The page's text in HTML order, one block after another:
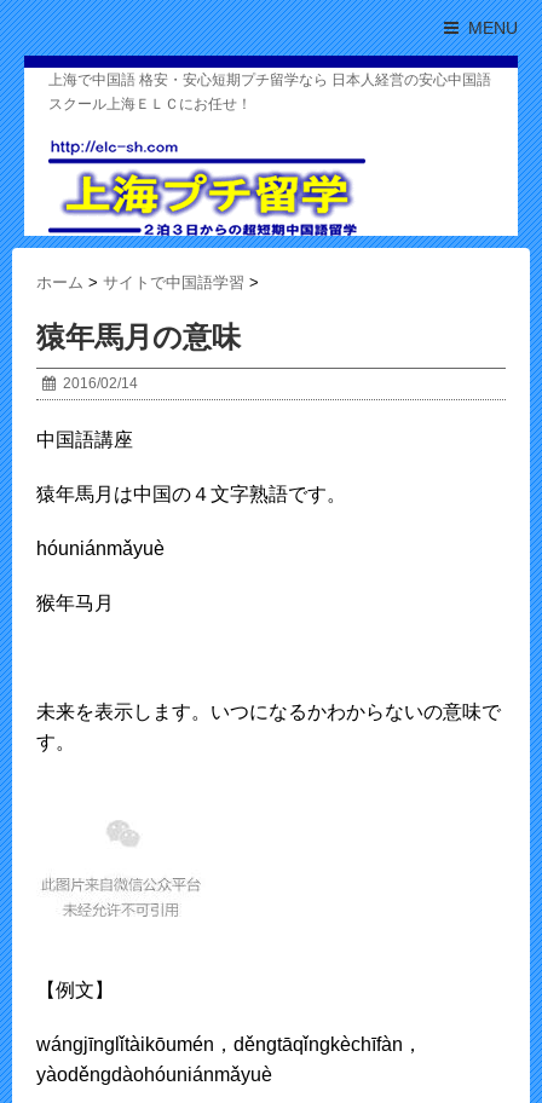
MENU
上海で中国語 格安・安心短期プチ留学なら 日本人経営の安心中国語
スクール上海ＥＬＣにお任せ！
ホーム > サイトで中国語学習 >
猿年馬月の意味
2016/02/14
中国語講座
猿年馬月は中国の４文字熟語です。
hóuniánmǎyuè
猴年马月
未来を表示します。いつになるかわからないの意味で
す。
【例文】
wánɡjīnɡlǐtàikōumén，děnɡtāqǐnɡkèchīfàn，
yàoděnɡdàohóuniánmǎyuè